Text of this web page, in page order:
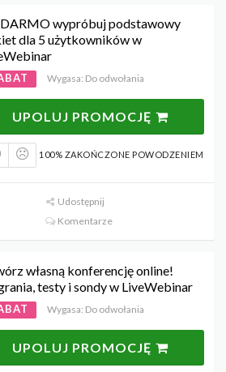
wypróbuj podstawowy
dla 5 użytkowników w
Wygasa: Do odwołania
UPOLUJ PROMOCJĘ
100% ZAKOŃCZONE POWODZENIEM
Udostępnij
Komentarze
własną konferencję online!
testy i sondy w LiveWebinar
Wygasa: Do odwołania
UPOLUJ PROMOCJĘ